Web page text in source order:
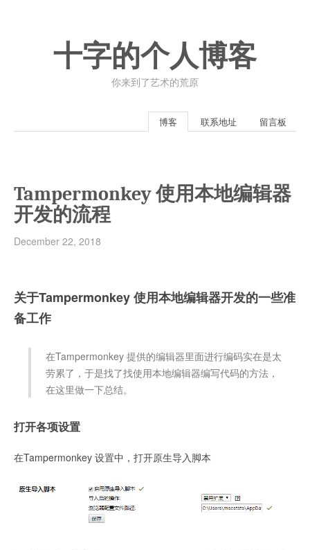
十字的个人博客
你来到了艺术的荒原
博客 联系地址 留言板
Tampermonkey 使用本地编辑器
开发的流程
December 22, 2018
关于Tampermonkey 使用本地编辑器开发的一些准
备工作
在Tampermonkey 提供的编辑器里面进行编码实在是太
劳累了，于是找了找使用本地编辑器编写代码的方法，
在这里做一下总结。
打开各项设置
在Tampermonkey 设置中，打开原生导入脚本